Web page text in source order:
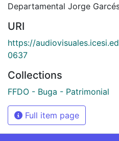
Departamental Jorge
URI
https://
0637
Collections
FFDO - Buga - Patrimonial
Full item page